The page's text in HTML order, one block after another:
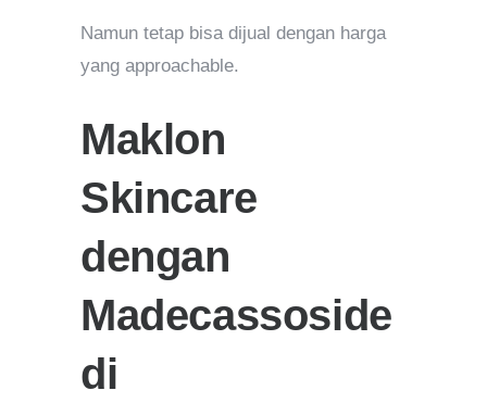
Namun tetap bisa dijual dengan harga
yang approachable.
Maklon
Skincare
dengan
Madecassoside
di